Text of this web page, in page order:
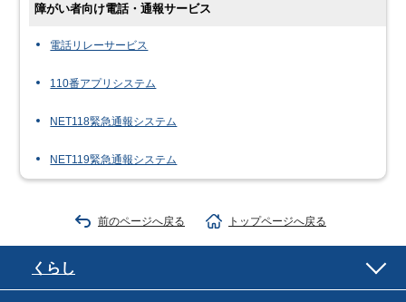
障がい者向け電話・通報サービス
電話リレーサービス
110番アプリシステム
NET118緊急通報システム
NET119緊急通報システム
前のページへ戻る トップページへ戻る
くらし